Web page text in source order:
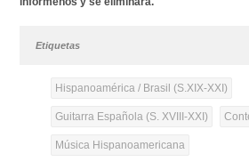
Etiquetas
Hispanoamérica / Brasil (S.XIX-XXI)
Guitarra Española (S. XVIII-XXI)
Música Hispanoamericana